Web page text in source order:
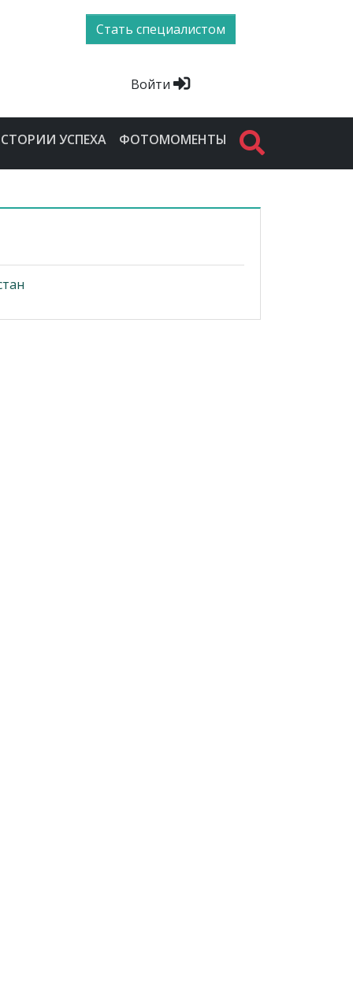
Стать специалистом
Войти
УСПЕХА ФОТОМОМЕНТЫ